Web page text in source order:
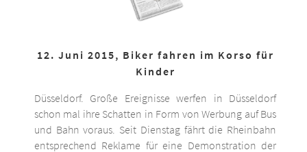
12. Juni 2015, Biker fahren im Korso für
Kinder
Düsseldorf. Große Ereignisse werfen in Düsseldorf
schon mal ihre Schatten in Form von Werbung auf Bus
und Bahn voraus. Seit Dienstag fährt die Rheinbahn
entsprechend Reklame für eine Demonstration der